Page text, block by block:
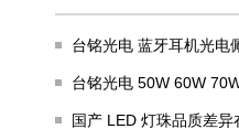
台铭光电 蓝牙耳机光电